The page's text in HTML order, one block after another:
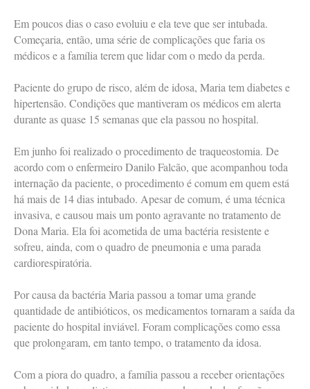
Em poucos dias o caso evoluiu e ela teve que ser intubada.
Começaria, então, uma série de complicações que faria os
médicos e a família terem que lidar com o medo da perda.
Paciente do grupo de risco, além de idosa, Maria tem diabetes e
hipertensão. Condições que mantiveram os médicos em alerta
durante as quase 15 semanas que ela passou no hospital.
Em junho foi realizado o procedimento de traqueostomia. De
acordo com o enfermeiro Danilo Falcão, que acompanhou toda
internação da paciente, o procedimento é comum em quem está
há mais de 14 dias intubado. Apesar de comum, é uma técnica
invasiva, e causou mais um ponto agravante no tratamento de
Dona Maria. Ela foi acometida de uma bactéria resistente e
sofreu, ainda, com o quadro de pneumonia e uma parada
cardiorespiratória.
Por causa da bactéria Maria passou a tomar uma grande
quantidade de antibióticos, os medicamentos tornaram a saída da
paciente do hospital inviável. Foram complicações como essa
que prolongaram, em tanto tempo, o tratamento da idosa.
Com a piora do quadro, a família passou a receber orientações